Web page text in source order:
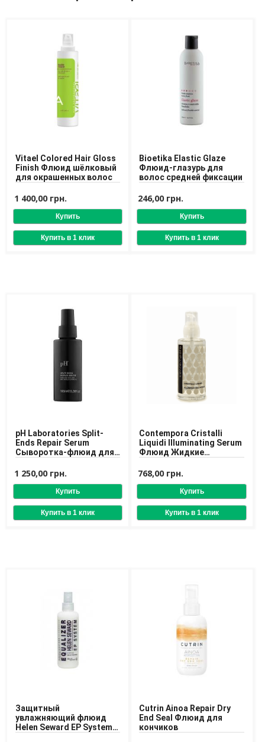
Мужчинам
Для бороды и усов
Наборы косметики для мужчин
Средства для бритья
Уход для лица
Уход за мужскими волосами
Бренды
О Магазине
Каталог
Контакты
Возврат товара
Vitael Colored Hair Gloss
Finish Флюид шёлковый
для окрашенных волос
1 400,00 грн.
Bioetika Elastic Glaze
Флюид-глазурь для
волос средней фиксации
246,00 грн.
pH Laboratories Split-
Ends Repair Serum
Сыворотка-флюид для
1 250,00 грн.
Contempora Cristalli
Liquidi Illuminating Serum
Флюид Жидкие
типов волос
768,00 грн.
Защитный
увлажняющий флюид
Helen Seward EP System
Cutrin Ainoa Repair Dry
End Seal Флюид для
кончиков